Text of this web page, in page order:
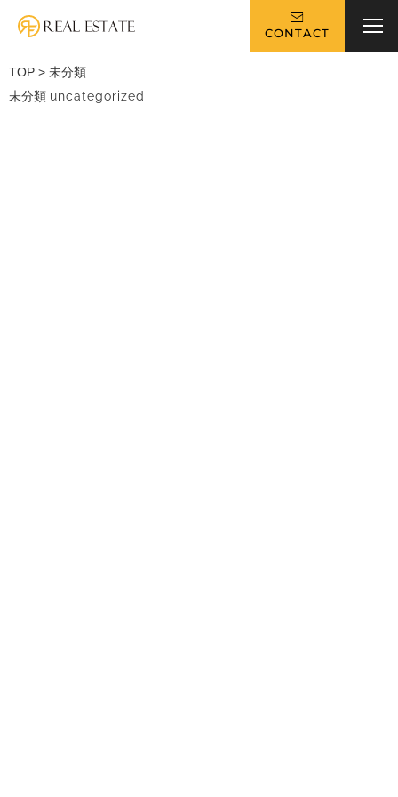
CONTACT
TOP > 未分類
未分類 uncategorized